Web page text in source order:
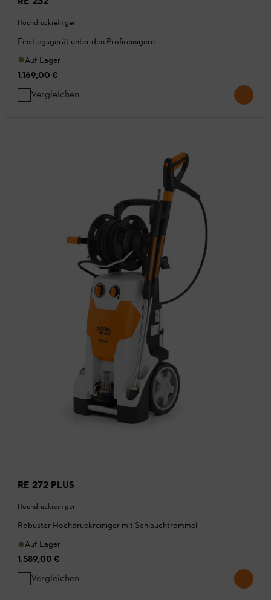
Hochdruckreiniger
Einstiegsgerät unter den Profireinigern
Auf Lager
1.169,00 €
Vergleichen
RE 272 PLUS
Hochdruckreiniger
Robuster Hochdruckreiniger mit Schlauchtrommel
Auf Lager
1.589,00 €
Vergleichen